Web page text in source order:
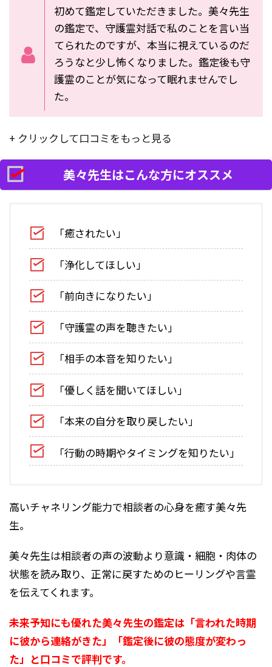
初めて鑑定していただきました。美々先生
の鑑定で、守護霊対話で私のことを言い当
てられたのですが、本当に視えているのだ
ろうなと少し怖くなりました。鑑定後も守
護霊のことが気になって眠れませんでし
た。
+ クリックして口コミをもっと見る
美々先生はこんな方にオススメ
「癒されたい」
「浄化してほしい」
「前向きになりたい」
「守護霊の声を聴きたい」
「相手の本音を知りたい」
「優しく話を聞いてほしい」
「本来の自分を取り戻したい」
「行動の時期やタイミングを知りたい」
高いチャネリング能力で相談者の心身を癒す美々先
生。
美々先生は相談者の声の波動より意識・細胞・肉体の
状態を読み取り、正常に戻すためのヒーリングや言霊
を伝えてくれます。
未来予知にも優れた美々先生の鑑定は「言われた時期
に彼から連絡がきた」「鑑定後に彼の態度が変わっ
た」と口コミで評判です。